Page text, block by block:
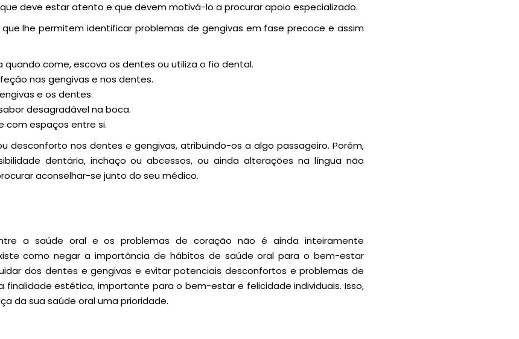
que deve estar atento e que devem motivá-lo a procurar apoio especializado.
lhe permitem identificar problemas de gengivas em fase precoce e assim
quando come, escova os dentes ou utiliza o fio dental.
nas gengivas e nos dentes.
e os dentes.
desagradável na boca.
com espaços entre si.
desconforto nos dentes e gengivas, atribuindo-os a algo passageiro. Porém,
dentária, inchaço ou abcessos, ou ainda alterações na língua não
aconselhar-se junto do seu médico.
a saúde oral e os problemas de coração não é ainda inteiramente
como negar a importância de hábitos de saúde oral para o bem-estar
dos dentes e gengivas e evitar potenciais desconfortos e problemas de
estética, importante para o bem-estar e felicidade individuais. Isso,
da sua saúde oral uma prioridade.